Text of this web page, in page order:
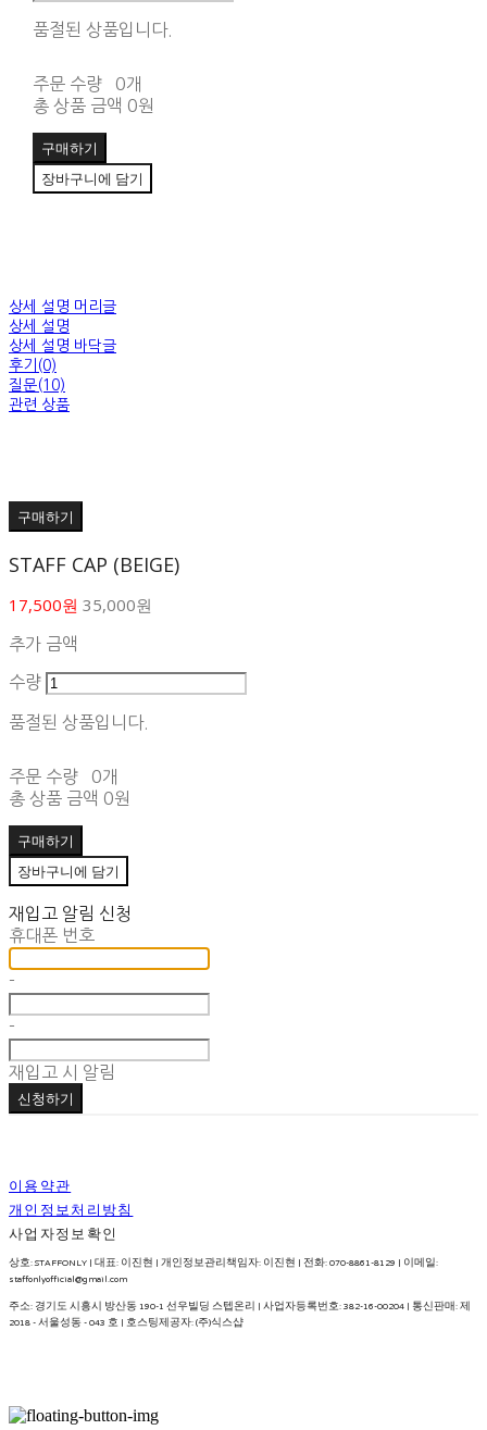
품절된 상품입니다.
주문 수량
0개
총 상품 금액 0원
구매하기
장바구니에 담기
상세 설명 머리글
상세 설명
상세 설명 바닥글
후기(0)
질문(10)
관련 상품
구매하기
STAFF CAP (BEIGE)
17,500원 35,000원
추가 금액
수량
품절된 상품입니다.
주문 수량
0개
총 상품 금액 0원
구매하기
장바구니에 담기
재입고 알림 신청
휴대폰 번호
-
-
재입고 시 알림
신청하기
이용약관
개인정보처리방침
사업자정보확인
상호: STAFFONLY | 대표: 이진현 | 개인정보관리책임자: 이진현 | 전화: 070-8861-8129 | 이메일:
staffonlyofficial@gmail.com
주소: 경기도 시흥시 방산동 190-1 선우빌딩 스텝온리 | 사업자등록번호:382-16-00204| 통신판매:제
2018 - 서울성동 - 043 호| 호스팅제공자: (주)식스샵